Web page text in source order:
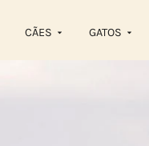
CÃES GATOS